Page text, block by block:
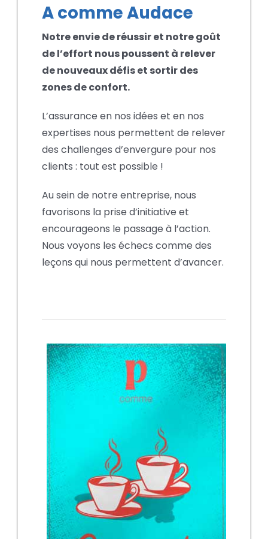
A comme Audace
Notre envie de réussir et notre goût
de l’effort nous poussent à relever
de nouveaux défis et sortir des
zones de confort.
L’assurance en nos idées et en nos
expertises nous permettent de relever
des challenges d’envergure pour nos
clients : tout est possible !
Au sein de notre entreprise, nous
favorisons la prise d’initiative et
encourageons le passage à l’action.
Nous voyons les échecs comme des
leçons qui nous permettent d’avancer.